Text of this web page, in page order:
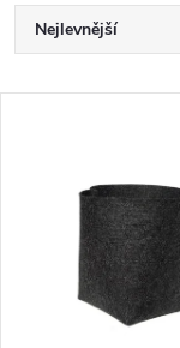
Ř
a
Nejlevnější